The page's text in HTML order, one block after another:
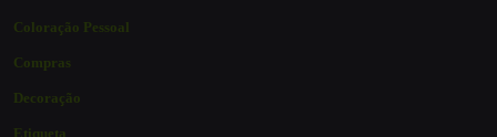
Coloração Pessoal
Compras
Decoração
Etiqueta